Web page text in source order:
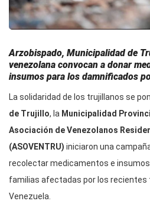
Arzobispado, Municipalidad de
venezolana convocan a donar
insumos para los damnificados
La solidaridad de los trujillanos se
de Trujillo, la Municipalidad
Asociación de Venezolanos
(ASOVENTRU) iniciaron una
recolectar medicamentos e
familias afectadas por los recientes
Venezuela.